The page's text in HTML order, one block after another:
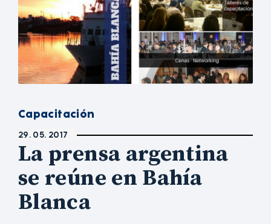
Capacitación
29. 05. 2017
La prensa argentina
se reúne en Bahía
Blanca